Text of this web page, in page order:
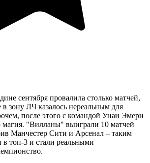
сентября провалила столько матчей,
зону ЛЧ казалось нереальным для
после этого с командой Унаи Эмери
магия. "Вилланы" выиграли 10 матчей
Манчестер Сити и Арсенал – таким
топ-3 и стали реальными